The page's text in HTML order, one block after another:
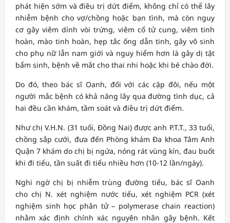
phát hiện sớm và điều trị dứt điểm, không chỉ có thể lây
nhiễm bệnh cho vợ/chồng hoặc bạn tình, mà còn nguy
cơ gây viêm dính vòi trứng, viêm cổ tử cung, viêm tinh
hoàn, mào tinh hoàn, hẹp tắc ống dẫn tinh, gây vô sinh
cho phụ nữ lẫn nam giới và nguy hiểm hơn là gây dị tật
bẩm sinh, bệnh về mắt cho thai nhi hoặc khi bé chào đời.
Do đó, theo bác sĩ Oanh, đối với các cặp đôi, nếu một
người mắc bệnh có khả năng lây qua đường tình dục, cả
hai đều cần khám, tầm soát và điều trị dứt điểm.
Như chị V.H.N. (31 tuổi, Đồng Nai) được anh P.T.T., 33 tuổi,
chồng sắp cưới, đưa đến Phòng khám Đa khoa Tâm Anh
Quận 7 khám do chị bị ngứa, nóng rát vùng kín, đau buốt
khi đi tiểu, tần suất đi tiểu nhiều hơn (10-12 lần/ngày).
Nghi ngờ chị bị nhiễm trùng đường tiểu, bác sĩ Oanh
cho chị N. xét nghiệm nước tiểu, xét nghiệm PCR (xét
nghiệm sinh học phân tử – polymerase chain reaction)
nhằm xác định chính xác nguyên nhân gây bệnh. Kết